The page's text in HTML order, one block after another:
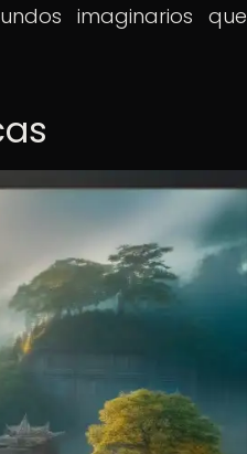
imaginarios que